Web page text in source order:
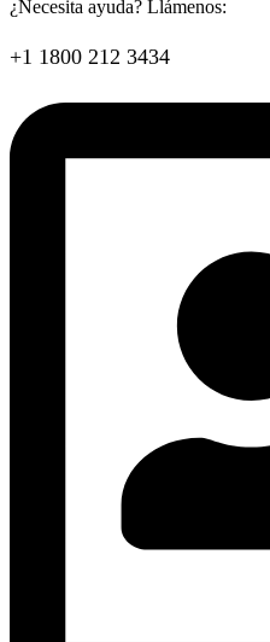
¿Necesita ayuda? Llámenos:
+1 1800 212 3434